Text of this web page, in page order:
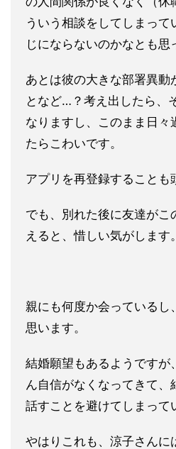
ういう相談をしてしまって
じにならないのかなとも思
あとは彼の大きな部署異動
となど…？考え 出したら、
なりますし、このまま日々
たらこわいです。
アプリを再登録することも
でも、別れた後に友達がこ
えると 、惜しい気がします。
親にも何度か会っているし
思います。
結婚願望もあるようですが
ん自信がなくなってきて 、
話すことを避けてしまって
やはりこれも、涼子さんに